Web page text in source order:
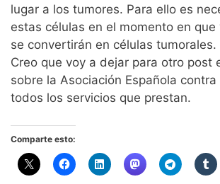
lugar a los tumores. Para ello es
estas células en el momento en que
se convertirán en células tumorales.
Creo que voy a dejar para otro post
sobre la Asociación Española contra
todos los servicios que prestan.
Comparte esto: